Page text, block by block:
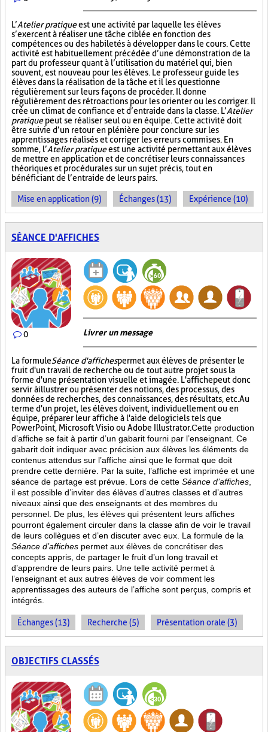
L’Atelier pratiqueest une activité par laquelle les élèves
s’exercent à réaliser une tâche ciblée en fonction des
compétences ou des habiletés à développer dans le cours. Cette
activité est habituellement précédée d’une démonstration de la
part du professeur quant à l’utilisation du matériel qui, bien
souvent, est nouveau pour les élèves. Le professeur guide les
élèves dans la réalisation de la tâche et il les questionne
régulièrement sur leurs façons de procéder. Il donne
régulièrement des rétroactions pour les orienter ou les corriger. Il
crée un climat de confiance et d’entraide dans la classe. L’Atelier
pratiquepeut se réaliser seul ou en équipe. Cette activité doit
être suivie d’un retour en plénière pour conclure sur les
apprentissages réalisés et corriger les erreurs commises. En
somme, l’Atelier pratiqueest une activité permettant aux élèves
de mettre en application et de concrétiser leurs connaissances
théoriques et procédurales sur un sujet précis, tout en
bénéficiant de l’entraide de leurs pairs.
Mise en application (9) Échanges (13) Expérience (10)
SÉANCE D'AFFICHES
0 Livrer un message
La formuleSéance d'affichespermet aux élèves de présenter le
fruit d'un travail de recherche ou de tout autre projet sous la
forme d'une présentation visuelle et imagée. L'affichepeut donc
servir à illustrer ou présenter des notions, des processus, des
données de recherches, des connaissances, des résultats, etc. Au
terme d'un projet, les élèves doivent, individuellement ou en
équipe, préparer leur affiche à l'aide de logiciels tels que
PowerPoint, Microsoft Visio ou Adobe Illustrator.Cette production
d’affiche se fait à partir d’un gabarit fourni par l’enseignant. Ce
gabarit doit indiquer avec précision aux élèves les éléments de
contenus attendus sur l’affiche ainsi que le format que doit
prendre cette dernière. Par la suite, l’affiche est imprimée et une
séance de partage est prévue. Lors de cette Séance d’affiches
il est possible d’inviter des élèves d’autres classes et d’autres
niveaux ainsi que des enseignants et des membres du
personnel. De plus, les élèves qui présentent leurs affiches
pourront également circuler dans la classe afin de voir le travail
de leurs collègues et d’en discuter avec eux. La formule de la
Séance d’affiches permet aux élèves de concrétiser des
concepts appris, de partager le fruit d’un long travail et
d’apprendre de leurs pairs. Une telle activité permet à
l’enseignant et aux autres élèves de voir comment les
apprentissages des auteurs de l’affiche sont perçus, compris et
intégrés.
Échanges (13) Recherche (5) Présentation orale (3)
OBJECTIFS CLASSÉS